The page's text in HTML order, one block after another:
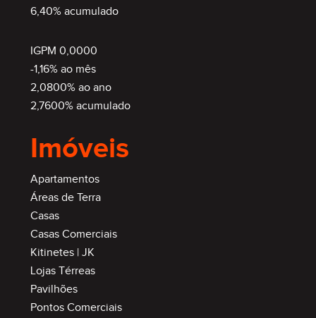
6,40% acumulado
IGPM 0,0000
-1,16% ao mês
2,0800% ao ano
2,7600% acumulado
Imóveis
Apartamentos
Áreas de Terra
Casas
Casas Comerciais
Kitinetes | JK
Lojas Térreas
Pavilhões
Pontos Comerciais